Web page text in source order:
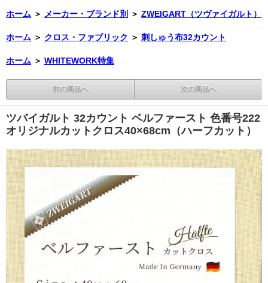
ホーム ＞ メーカー・ブランド別 ＞ ZWEIGART（ツヴァイガルト）
ホーム ＞ クロス・ファブリック ＞ 刺しゅう布32カウント
ホーム ＞ WHITEWORK特集
前の商品へ 次の商品へ
ツバイガルト 32カウント ベルファースト 色番号222
オリジナルカットクロス40×68cm（ハーフカット）